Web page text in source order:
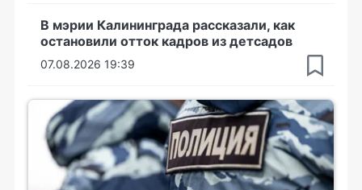
В мэрии Калининграда рассказали, как
остановили отток кадров из детсадов
07.08.2026 19:39